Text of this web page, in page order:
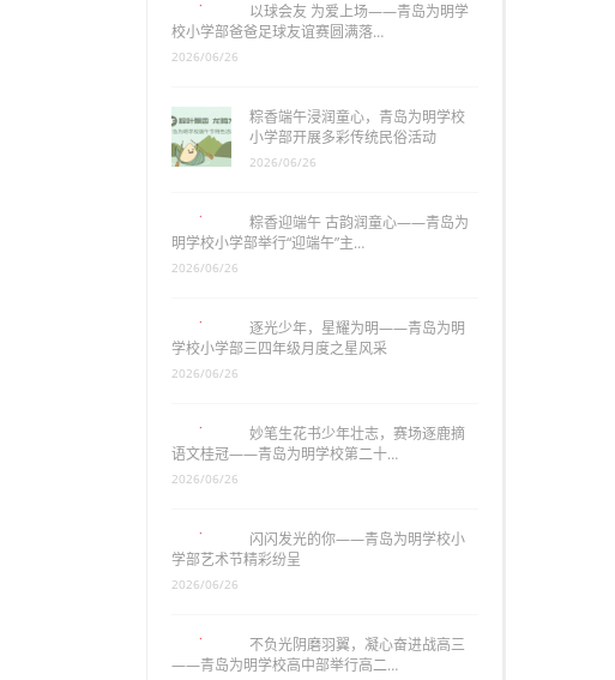
以球会友 为爱上场——青岛为明学
校小学部爸爸足球友谊赛圆满落…
粽香端午浸润童心，青岛为明学校
小学部开展多彩传统民俗活动
2026/06/26
粽香迎端午 古韵润童心——青岛为
明学校小学部举行“迎端午”主…
2026/06/26
逐光少年，星耀为明——青岛为明
学校小学部三四年级月度之星风采
妙笔生花书少年壮志，赛场逐鹿摘
语文桂冠——青岛为明学校第二十…
闪闪发光的你——青岛为明学校小
学部艺术节精彩纷呈
不负光阴磨羽翼，凝心奋进战高三
——青岛为明学校高中部举行高二…